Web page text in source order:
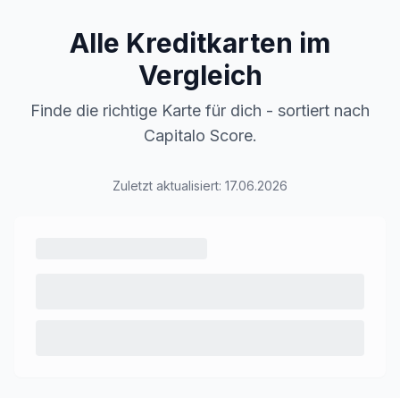
Alle Kreditkarten im
Vergleich
Finde die richtige Karte für dich - sortiert nach
Capitalo Score.
Zuletzt aktualisiert: 17.06.2026